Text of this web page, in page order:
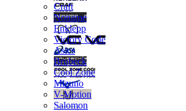
Craft
Noname
Enklepp
Victory Code
Asics
Brubeck
Cool Zone
Mizuno
V-Motion
Salomon